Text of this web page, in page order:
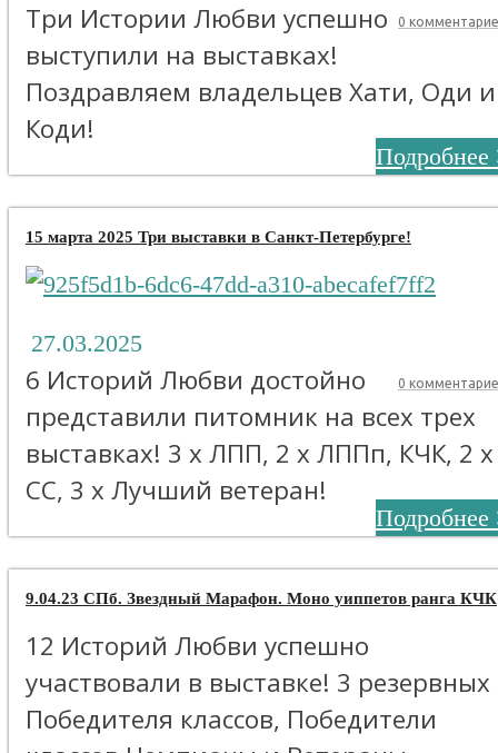
0
Три Истории Любви успешно
выступили на выставках!
Поздравляем владельцев Хати, Оди и
Коди!
Подробнее
15 марта 2025 Три выставки в Санкт-Петербурге!
27.03.2025
0
6 Историй Любви достойно
представили питомник на всех трех
выставках! 3 х ЛПП, 2 х ЛППп, КЧК, 2 х
СС, 3 х Лучший ветеран!
Подробнее
9.04.23 СПб. Звездный Марафон. Моно уиппетов ранга КЧК
12 Историй Любви успешно
участвовали в выставке! 3 резервных
Победителя классов, Победители